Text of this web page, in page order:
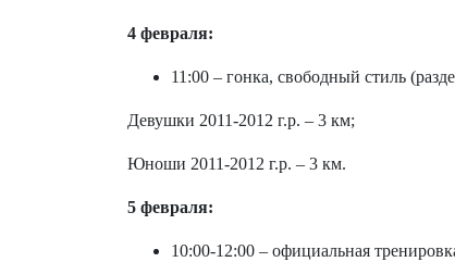
4 февраля:
11:00 – гонка, свободный стиль
Девушки 2011-2012 г.р. – 3 км;
Юноши 2011-2012 г.р. – 3 км.
5 февраля:
10:00-12:00 – официальная